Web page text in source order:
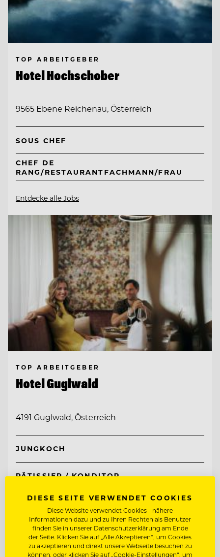
TOP ARBEITGEBER
Hotel Hochschober
9565 Ebene Reichenau, Österreich
SOUS CHEF
CHEF DE
RANG/RESTAURANTFACHMANN/FRAU
Entdecke alle Jobs
TOP ARBEITGEBER
Hotel Guglwald
4191 Guglwald, Österreich
JUNGKOCH
PÂTISSIER / KONDITOR
Entdecke alle Jobs
DIESE SEITE VERWENDET COOKIES
Diese Website verwendet Cookies - nähere
Informationen dazu und zu Ihren Rechten als Benutzer
finden Sie in unserer Datenschutzerklärung am Ende
der Seite. Klicken Sie auf „Alle Akzeptieren“, um Cookies
zu akzeptieren und direkt unsere Webseite besuchen zu
können, oder klicken Sie auf „Cookie-Einstellungen“, um